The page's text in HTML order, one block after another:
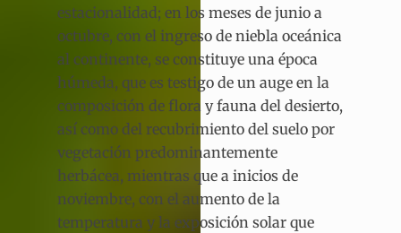
estacionalidad; en los meses de junio a
octubre, con el ingreso de niebla oceánica
al continente, se constituye una época
húmeda, que es testigo de un auge en la
composición de flora y fauna del desierto,
así como del recubrimiento del suelo por
vegetación predominantemente
herbácea, mientras que a inicios de
noviembre, con el aumento de la
temperatura y la exposición solar que